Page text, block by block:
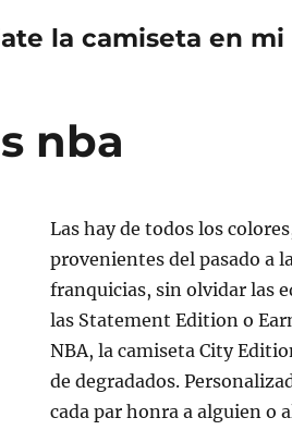
la camiseta en mi
nba
Las hay de todos los
provenientes del pasado a
franquicias, sin olvidar las
las Statement Edition o
NBA, la camiseta City
de degradados.
cada par honra a alguien o